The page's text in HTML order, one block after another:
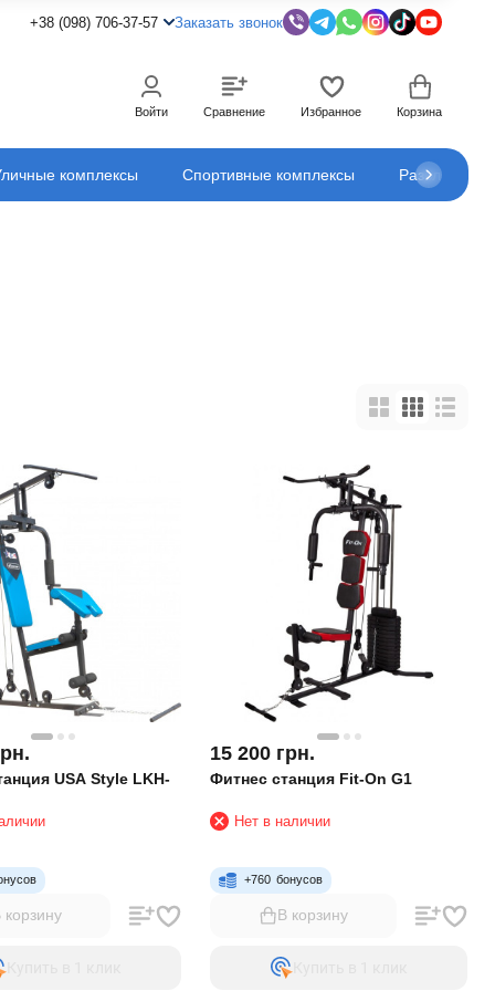
+38 (098) 706-37-57 Заказать звонок
Войти Сравнение Избранное Корзина
комплексы Спортивные комплексы Развлечения
USA Style LKH-
корзину
Купить в 1 клик
15 200 грн.
Фитнес станция Fit-On G1
Нет в наличии
+760 бонусов
В корзину
Купить в 1 клик